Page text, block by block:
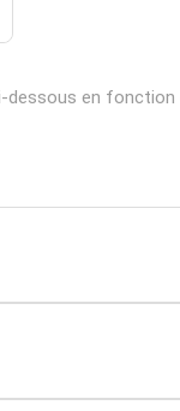
dessous en